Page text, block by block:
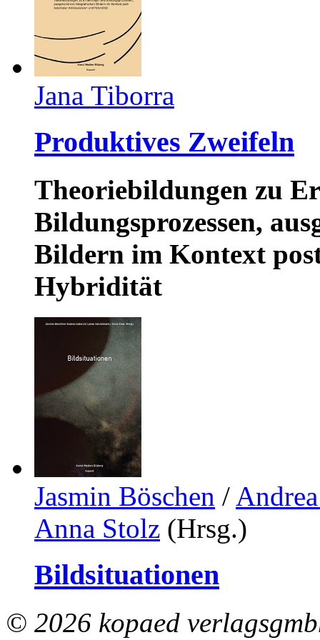
Jana Tiborra
Produktives Zweifeln
Theoriebildungen zu
Bildungsprozessen,
Bildern im Kontext
Hybridität
Jasmin Böschen /
Anna Stolz (Hrsg.)
Bildsituationen
© 2026 kopaed